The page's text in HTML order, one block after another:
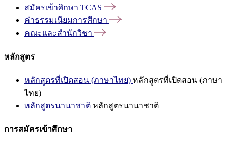
สมัครเข้าศึกษา TCAS
ค่าธรรมเนียมการศึกษา
คณะและสำนักวิชา
หลักสูตร
หลักสูตรที่เปิดสอน (ภาษาไทย) หลักสูตรที่เปิดสอน (ภาษา
ไทย)
หลักสูตรนานาชาติ หลักสูตรนานาชาติ
การสมัครเข้าศึกษา